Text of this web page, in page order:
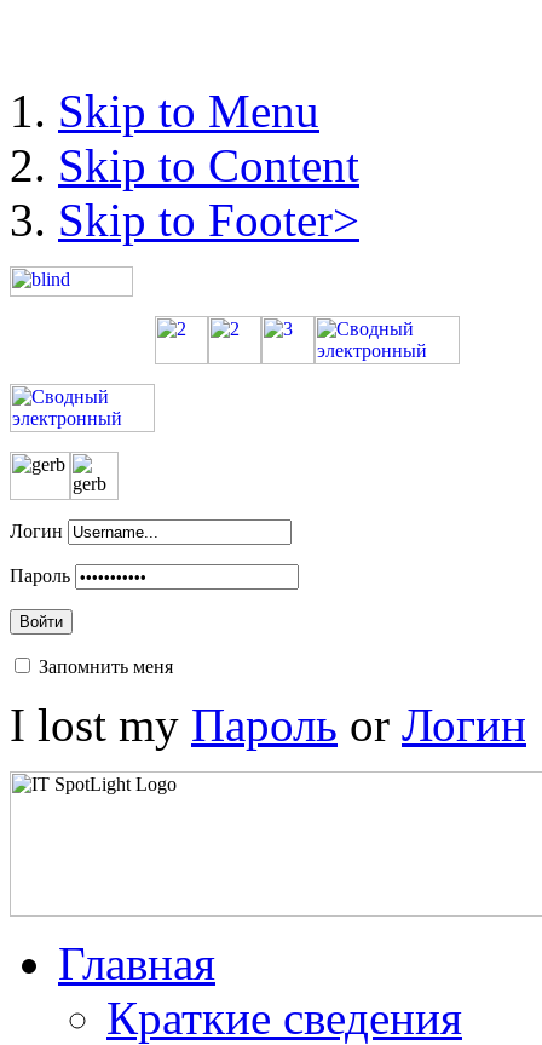
Skip to Menu
Skip to Content
Skip to Footer>
Логин
Пароль
Войти
Запомнить меня
I lost my Пароль or Логин
Главная
Краткие сведения